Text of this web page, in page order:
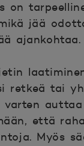
on
jää
ajankohtaa.
retkeä tai
varten
että
Myös